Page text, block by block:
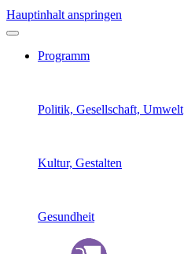
Hauptinhalt anspringen
Programm
Politik, Gesellschaft, Umwelt
Kultur, Gestalten
Gesundheit